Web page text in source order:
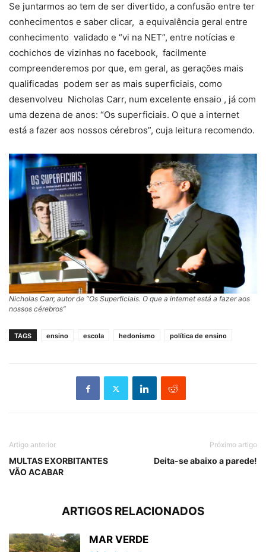
Se juntarmos ao tem de ser divertido, a confusão entre ter
conhecimentos e saber clicar, a equivalência geral entre
conhecimento validado e “vi na NET”, entre notícias e
cochichos de vizinhas no facebook, facilmente
compreenderemos por que, em geral, as gerações mais
qualificadas podem ser as mais superficiais, como
desenvolveu Nicholas Carr, num excelente ensaio , já com
uma dezena de anos: “Os superficiais. O que a internet
está a fazer aos nossos cérebros”, cuja leitura recomendo.
Nicholas Carr, autor de “Os Superficiais. O que a internet está a fazer aos
nossos cérebros”
TAGS ensino escola hedonismo política de ensino
Artigo anterior
MULTAS EXORBITANTES
VÃO ACABAR
Próximo artigo
Deita-se abaixo a parede!
ARTIGOS RELACIONADOS
MAR VERDE